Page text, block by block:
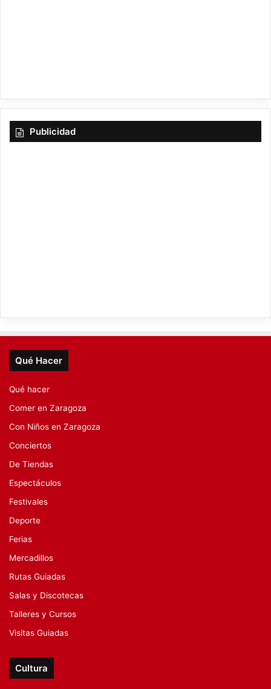
Publicidad
Qué Hacer
Qué hacer
Comer en Zaragoza
Con Niños en Zaragoza
Conciertos
De Tiendas
Espectáculos
Festivales
Deporte
Ferias
Mercadillos
Rutas Guiadas
Salas y Discotecas
Talleres y Cursos
Visitas Guiadas
Cultura